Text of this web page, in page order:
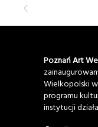
Poznań Art
Wielkopolski
programu
instytucji